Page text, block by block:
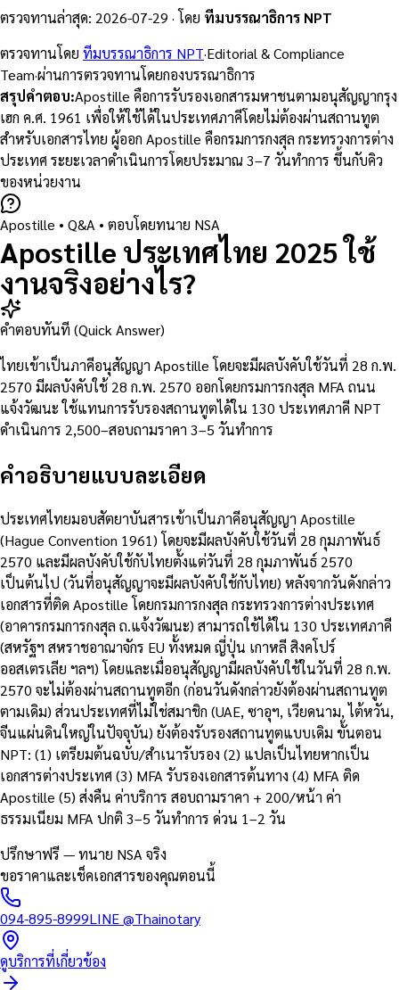
ตรวจทานล่าสุด: 2026-07-29 · โดย ทีมบรรณาธิการ NPT
ตรวจทานโดย ทีมบรรณาธิการ NPT·Editorial & Compliance
Team·ผ่านการตรวจทานโดยกองบรรณาธิการ
สรุปคำตอบ:Apostille คือการรับรองเอกสารมหาชนตามอนุสัญญากรุง
เฮก ค.ศ. 1961 เพื่อให้ใช้ได้ในประเทศภาคีโดยไม่ต้องผ่านสถานทูต
สำหรับเอกสารไทย ผู้ออก Apostille คือกรมการกงสุล กระทรวงการต่าง
ประเทศ ระยะเวลาดำเนินการโดยประมาณ 3–7 วันทำการ ขึ้นกับคิว
ของหน่วยงาน
Apostille • Q&A • ตอบโดยทนาย NSA
Apostille ประเทศไทย 2025 ใช้
งานจริงอย่างไร?
คำตอบทันที (Quick Answer)
ไทยเข้าเป็นภาคีอนุสัญญา Apostille โดยจะมีผลบังคับใช้วันที่ 28 ก.พ.
2570 มีผลบังคับใช้ 28 ก.พ. 2570 ออกโดยกรมการกงสุล MFA ถนน
แจ้งวัฒนะ ใช้แทนการรับรองสถานทูตได้ใน 130 ประเทศภาคี NPT
ดำเนินการ 2,500–สอบถามราคา 3–5 วันทำการ
คำอธิบายแบบละเอียด
ประเทศไทยมอบสัตยาบันสารเข้าเป็นภาคีอนุสัญญา Apostille
(Hague Convention 1961) โดยจะมีผลบังคับใช้วันที่ 28 กุมภาพันธ์
2570 และมีผลบังคับใช้กับไทยตั้งแต่วันที่ 28 กุมภาพันธ์ 2570
เป็นต้นไป (วันที่อนุสัญญาจะมีผลบังคับใช้กับไทย) หลังจากวันดังกล่าว
เอกสารที่ติด Apostille โดยกรมการกงสุล กระทรวงการต่างประเทศ
(อาคารกรมการกงสุล ถ.แจ้งวัฒนะ) สามารถใช้ได้ใน 130 ประเทศภาคี
(สหรัฐฯ สหราชอาณาจักร EU ทั้งหมด ญี่ปุ่น เกาหลี สิงคโปร์
ออสเตรเลีย ฯลฯ) โดยและเมื่ออนุสัญญามีผลบังคับใช้ในวันที่ 28 ก.พ.
2570 จะไม่ต้องผ่านสถานทูตอีก (ก่อนวันดังกล่าวยังต้องผ่านสถานทูต
ตามเดิม) ส่วนประเทศที่ไม่ใช่สมาชิก (UAE, ซาอุฯ, เวียดนาม, ไต้หวัน,
จีนแผ่นดินใหญ่ในปัจจุบัน) ยังต้องรับรองสถานทูตแบบเดิม ขั้นตอน
NPT: (1) เตรียมต้นฉบับ/สำเนารับรอง (2) แปลเป็นไทยหากเป็น
เอกสารต่างประเทศ (3) MFA รับรองเอกสารต้นทาง (4) MFA ติด
Apostille (5) ส่งคืน ค่าบริการ สอบถามราคา + 200/หน้า ค่า
ธรรมเนียม MFA ปกติ 3–5 วันทำการ ด่วน 1–2 วัน
ปรึกษาฟรี — ทนาย NSA จริง
ขอราคาและเช็คเอกสารของคุณตอนนี้
094-895-8999LINE@Thainotary
ดูบริการที่เกี่ยวข้อง